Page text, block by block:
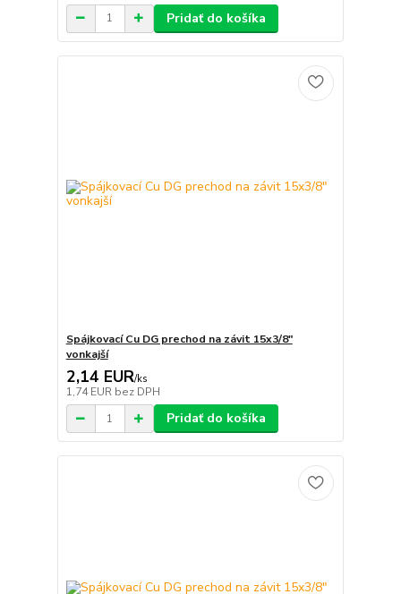
Pridať do košíka
Spájkovací Cu DG prechod na závit 15x3/8"
vonkajší
2,14 EUR/ks
1,74 EUR bez DPH
Pridať do košíka